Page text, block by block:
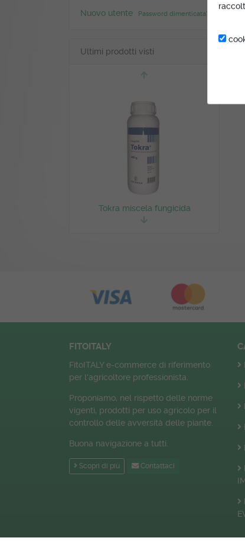
Nuovo utente Password dimenticata?
Ultimi prodotti visti
Tokra miscela fungicida
antioidica sistemica e di
FITOITALY
FitoITALY e-commerce di riferimento
per l'agricoltore professionista.
Proponiamo, nel rispetto delle norme
vigenti, prodotti per uso agricolo per il
controllo delle avversità delle piante.
Buona navigazione a tutti.
Scopri di più Contattaci